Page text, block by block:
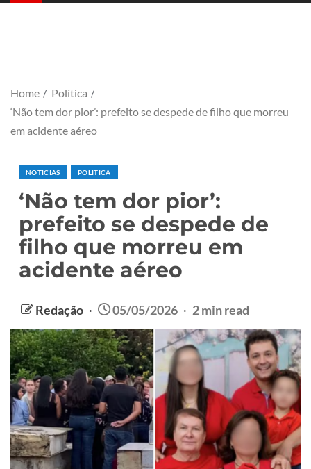
Home
Política
‘Não tem dor pior’: prefeito se despede de filho que morreu
em acidente aéreo
NOTÍCIAS POLÍTICA
‘Não tem dor pior’:
prefeito se despede de
filho que morreu em
acidente aéreo
Redação 05/05/2026 2 min read